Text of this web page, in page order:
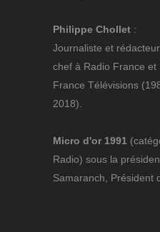
Philippe Chollet :
Journaliste et
chef à Radio France et
France Télévisions
2018).
Micro d'or 1991
Radio) sous la
Samaranch, Président